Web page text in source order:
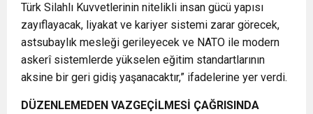
Türk Silahlı Kuvvetlerinin nitelikli insan gücü yapısı
zayıflayacak, liyakat ve kariyer sistemi zarar görecek,
astsubaylık mesleği gerileyecek ve NATO ile modern
askerî sistemlerde yükselen eğitim standartlarının
aksine bir geri gidiş yaşanacaktır,” ifadelerine yer verdi.
DÜZENLEMEDEN VAZGEÇİLMESİ ÇAĞRISINDA